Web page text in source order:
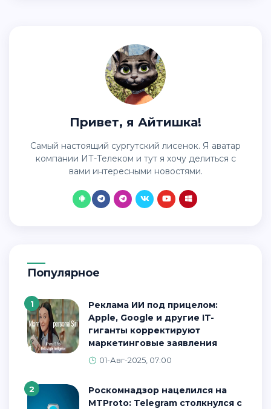
Привет, я Айтишка!
Самый настоящий сургутский лисенок. Я аватар
компании ИТ-Телеком и тут я хочу делиться с
вами интересными новостями.
Популярное
1
Реклама ИИ под прицелом:
Apple, Google и другие IT-
гиганты корректируют
маркетинговые заявления
01-Авг-2025, 07:00
2
Роскомнадзор нацелился на
MTProto: Telegram столкнулся с